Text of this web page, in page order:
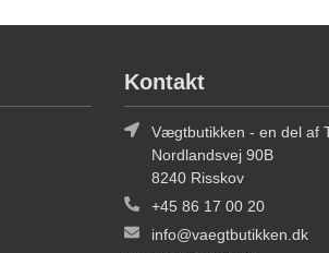
Kontakt
Vægtbutikken - en del af
Nordlandsvej 90B
8240 Risskov
+45 86 17 00 20
info@vaegtbutikken.dk